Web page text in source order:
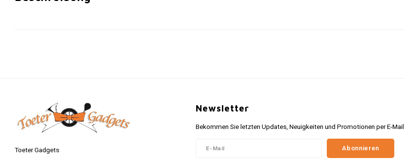
Toeter Gadgets
Newsletter
Bekommen Sie letzten Updates, Neuigkeiten und Promotionen per E-Mail
Abonnieren